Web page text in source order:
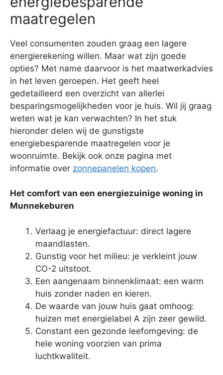
maatregelen
Veel consumenten zouden graag een lagere
energierekening willen. Maar wat zijn goede
opties? Met name daarvoor is het maatwerkadvies
in het leven geroepen. Het geeft heel
gedetailleerd een overzicht van allerlei
besparingsmogelijkheden voor je huis. Wil jij graag
weten wat je kan verwachten? In het stuk
hieronder delen wij de gunstigste
energiebesparende maatregelen voor je
woonruimte. Bekijk ook onze pagina met
informatie over zonnepanelen kopen.
Het comfort van een energiezuinige woning in
Munnekeburen
Verlaag je energiefactuur: direct lagere
maandlasten.
Gunstig voor het milieu: je verkleint jouw
CO-2 uitstoot.
Een aangenaam binnenklimaat: een warm
huis zonder naden en kieren.
De waarde van jouw huis gaat omhoog:
huizen met energielabel A zijn zeer gewild.
Constant een gezonde leefomgeving: de
hele woning voorzien van prima
luchtkwaliteit.